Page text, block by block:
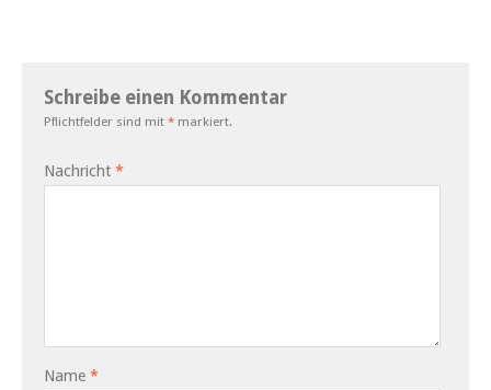
Schreibe einen Kommentar
Pflichtfelder sind mit * markiert.
Nachricht *
Name *